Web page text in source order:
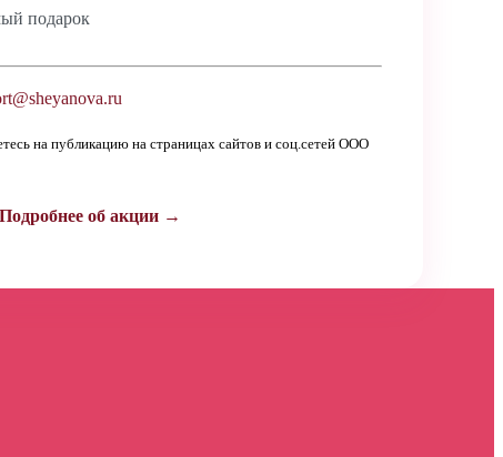
подарок
на публикацию на страницах сайтов и соц.сетей ООО
Подробнее об акции →